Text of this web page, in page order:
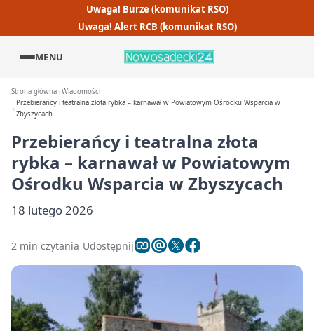
Uwaga! Burze (komunikat RSO)
Uwaga! Alert RCB (komunikat RSO)
MENU
Strona główna Wiadomości
Przebierańcy i teatralna złota rybka – karnawał w Powiatowym Ośrodku Wsparcia w
Zbyszycach
Przebierańcy i teatralna złota
rybka – karnawał w Powiatowym
Ośrodku Wsparcia w Zbyszycach
18 lutego 2026
2 min czytania Udostępnij